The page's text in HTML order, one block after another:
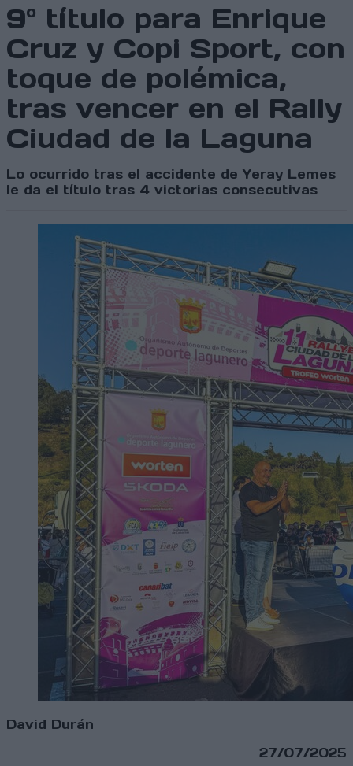
9º título para Enrique
Cruz y Copi Sport, con
toque de polémica,
tras vencer en el Rally
Ciudad de la Laguna
Lo ocurrido tras el accidente de Yeray Lemes
le da el título tras 4 victorias consecutivas
David Durán
27/07/2025